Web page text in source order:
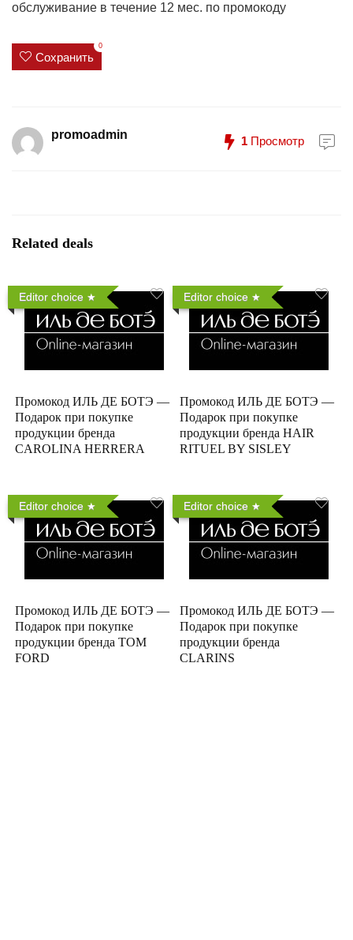
обслуживание в течение 12 мес. по промокоду
Сохранить
0
promoadmin 1 Просмотр
Related deals
Editor choice
Промокод ИЛЬ ДЕ БОТЭ —
Подарок при покупке
продукции бренда
CAROLINA HERRERA
Editor choice
Промокод ИЛЬ ДЕ БОТЭ —
Подарок при покупке
продукции бренда HAIR
RITUEL BY SISLEY
Editor choice
Промокод ИЛЬ ДЕ БОТЭ —
Подарок при покупке
продукции бренда TOM
FORD
Editor choice
Промокод ИЛЬ ДЕ БОТЭ —
Подарок при покупке
продукции бренда
CLARINS